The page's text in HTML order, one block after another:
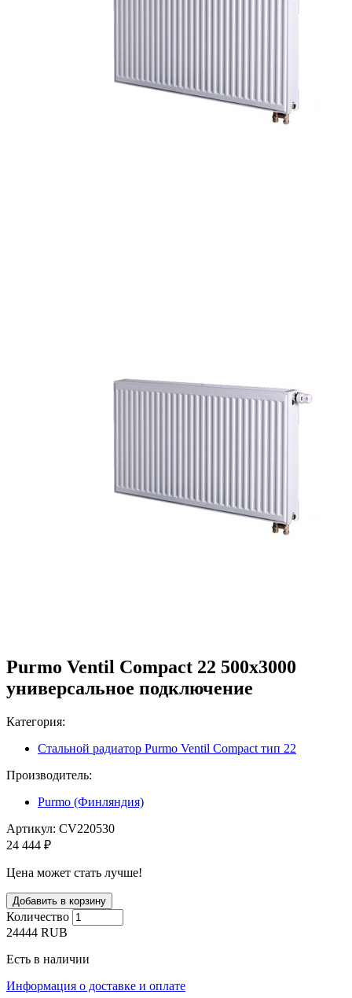
Purmo Ventil Compact 22 500х3000
универсальное подключение
Категория:
Стальной радиатор Purmo Ventil Compact тип 22
Производитель:
Purmo (Финляндия)
Артикул: CV220530
24 444 ₽
Цена может стать лучше!
Количество
24444 RUB
Есть в наличии
Информация о доставке и оплате